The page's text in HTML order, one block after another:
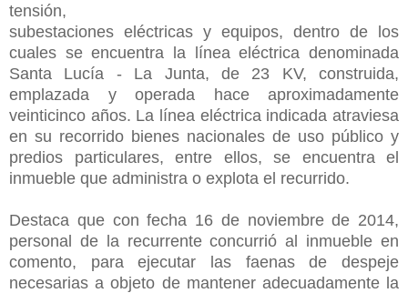
tensión,
subestaciones eléctricas y equipos, dentro de los
cuales se encuentra la línea eléctrica denominada
Santa Lucía - La Junta, de 23 KV, construida,
emplazada y operada hace aproximadamente
veinticinco años. La línea eléctrica indicada atraviesa
en su recorrido bienes nacionales de uso público y
predios particulares, entre ellos, se encuentra el
inmueble que administra o explota el recurrido.
Destaca que con fecha 16 de noviembre de 2014,
personal de la recurrente concurrió al inmueble en
comento, para ejecutar las faenas de despeje
necesarias a objeto de mantener adecuadamente la